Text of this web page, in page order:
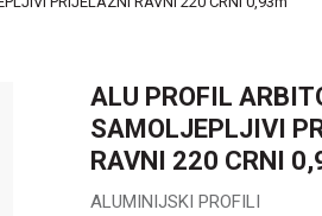
ALU PROFIL
SAMOLJEPLJIVI
RAVNI 220 CRNI
ALUMINIJSKI PROFILI